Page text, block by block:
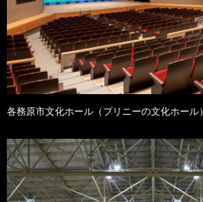
各務原市文化ホール（プリニーの文化ホール）